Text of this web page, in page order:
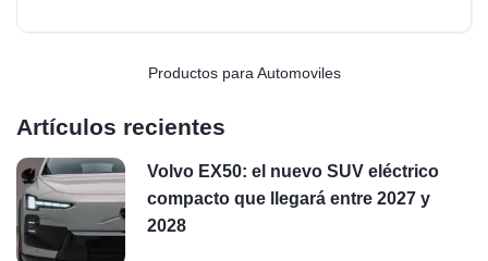
Productos para Automoviles
Artículos recientes
Volvo EX50: el nuevo SUV eléctrico
compacto que llegará entre 2027 y
2028